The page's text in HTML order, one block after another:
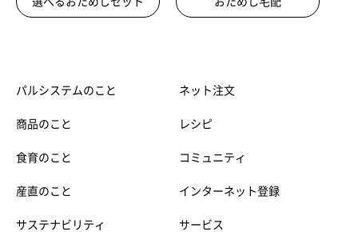
パルシステムのこと
商品のこと
食育のこと
産直のこと
サステナビリティ
ネット注文
レシピ
コミュニティ
インターネット登録
サービス